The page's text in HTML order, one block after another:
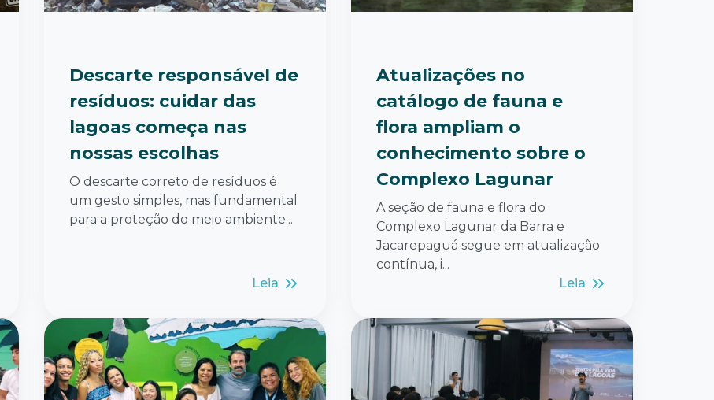
Descarte responsável de
resíduos: cuidar das
lagoas começa nas
nossas escolhas
O descarte correto de resíduos é
um gesto simples, mas fundamental
para a proteção do meio ambiente...
Leia
Atualizações no
catálogo de fauna e
flora ampliam o
conhecimento sobre o
Complexo Lagunar
A seção de fauna e flora do
Complexo Lagunar da Barra e
Jacarepaguá segue em atualização
contínua, i...
Leia